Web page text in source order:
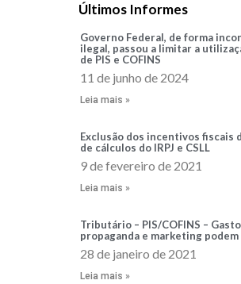
Últimos Informes
Governo Federal, de forma
ilegal, passou a limitar a
de PIS e COFINS
11 de junho de 2024
Leia mais »
Exclusão dos incentivos fiscais
de cálculos do IRPJ e CSLL
9 de fevereiro de 2021
Leia mais »
Tributário – PIS/COFINS –
propaganda e marketing
28 de janeiro de 2021
Leia mais »